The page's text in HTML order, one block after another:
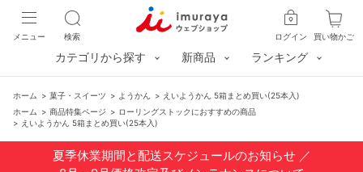
買い物かご
ログイン
検索
メニュー
カテゴリから探す 新商品 ランキング
ホーム > 菓子・スイーツ > ようかん > えいようかん 5箱まとめ買い(25本入)
ホーム > 商品特集ページ > ローリングストックにおすすめの商品
> えいようかん 5箱まとめ買い(25本入)
夏季休業期間と配送スケジュールのお知らせ／